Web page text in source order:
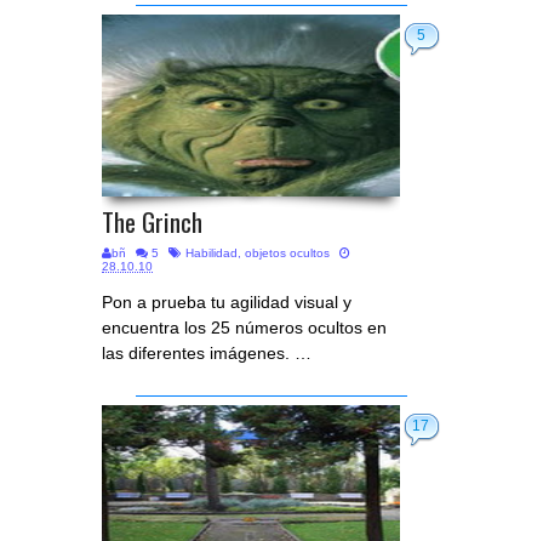
5
The Grinch
bñ 5 Habilidad , objetos ocultos
28.10.10
Pon a prueba tu agilidad visual y
encuentra los 25 números ocultos en
las diferentes imágenes. …
17